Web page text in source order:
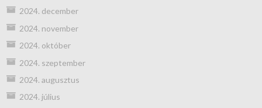
2024. december
2024. november
2024. október
2024. szeptember
2024. augusztus
2024. július